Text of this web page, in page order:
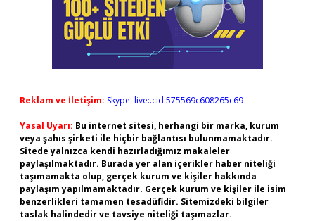
Reklam ve İletişim: Skype: live:.cid.575569c608265c69
Yasal Uyarı: Bu internet sitesi, herhangi bir marka, kurum
veya şahıs şirketi ile hiçbir bağlantısı bulunmamaktadır.
Sitede yalnızca kendi hazırladığımız makaleler
paylaşılmaktadır. Burada yer alan içerikler haber niteliği
taşımamakta olup, gerçek kurum ve kişiler hakkında
paylaşım yapılmamaktadır. Gerçek kurum ve kişiler ile isim
benzerlikleri tamamen tesadüfidir. Sitemizdeki bilgiler
taslak halindedir ve tavsiye niteliği taşımazlar.